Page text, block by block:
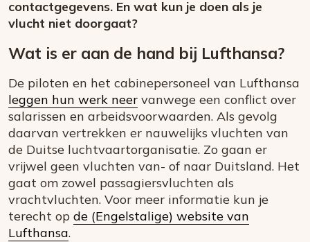
contactgegevens. En wat kun je doen als je
vlucht niet doorgaat?
Wat is er aan de hand bij Lufthansa?
De piloten en het cabinepersoneel van Lufthansa
leggen hun werk neer vanwege een conflict over
salarissen en arbeidsvoorwaarden. Als gevolg
daarvan vertrekken er nauwelijks vluchten van
de Duitse luchtvaartorganisatie. Zo gaan er
vrijwel geen vluchten van- of naar Duitsland. Het
gaat om zowel passagiersvluchten als
vrachtvluchten. Voor meer informatie kun je
terecht op de (Engelstalige) website van
Lufthansa.